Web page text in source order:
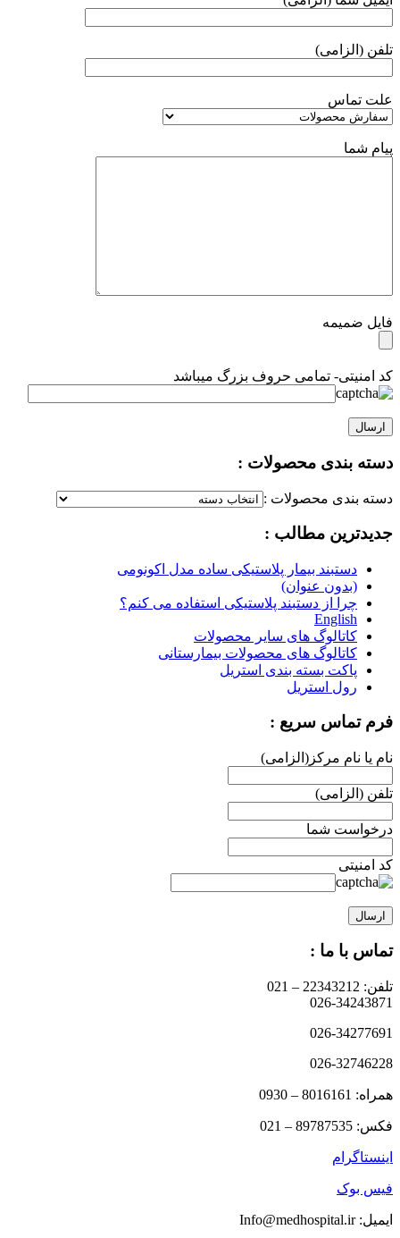
تلفن (الزامی)
علت تماس
پیام شما
فایل ضمیمه
کد امنیتی- تمامی حروف بزرگ میباشد
دسته بندی محصولات :
دسته بندی محصولات :
جدیدترین مطالب :
دستبند بیمار پلاستیکی ساده مدل اکونومی
(بدون عنوان)
چرا از دستبند پلاستیکی استفاده می کنم؟
English
کاتالوگ های سایر محصولات
کاتالوگ های محصولات بیمارستانی
پاکت بسته بندی استریل
رول استریل
فرم تماس سریع :
نام یا نام مرکز(الزامی)
تلفن (الزامی)
درخواست شما
کد امنیتی
تماس با ما :
تلفن: 22343212 – 021
026-34243871
026-34277691
026-32746228
همراه: 8016161 – 0930
فکس: 89787535 – 021
اینستاگرام
فیس بوک
ایمیل: Info@medhospital.ir